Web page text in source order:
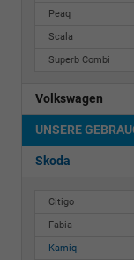
Peaq
Scala
Superb Combi
Volkswagen
UNSERE
Skoda
Citigo
Fabia
Kamiq